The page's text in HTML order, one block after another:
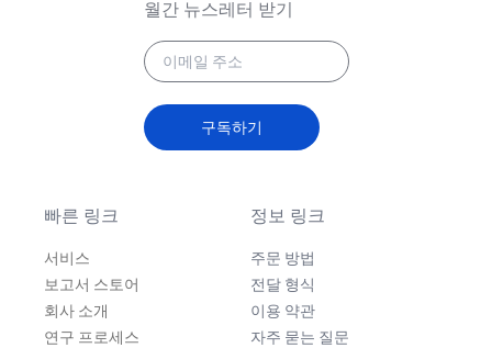
빠른 링크
서비스
보고서 스토어
회사 소개
연구 프로세스
정보 링크
주문 방법
전달 형식
이용 약관
자주 묻는 질문
월간 뉴스레터 받기
구독하기